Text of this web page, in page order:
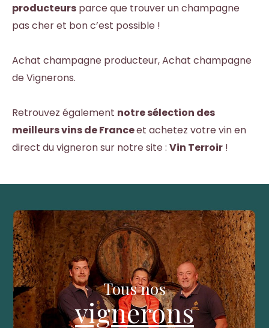
producteurs parce que trouver un champagne
pas cher et bonc’est possible !
Achat champagne producteur, Achat champagne
de Vignerons.
Retrouvez également notre sélection des
meilleurs vins de Franceet achetez votre vin en
direct du vigneron sur notre site : Vin Terroir !
Tous nos
vignerons